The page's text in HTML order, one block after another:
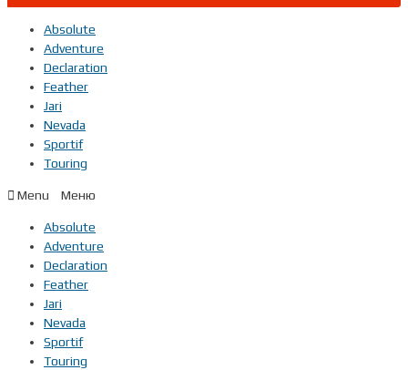
Absolute
Adventure
Declaration
Feather
Jari
Nevada
Sportif
Touring
Menu
Absolute
Adventure
Declaration
Feather
Jari
Nevada
Sportif
Touring